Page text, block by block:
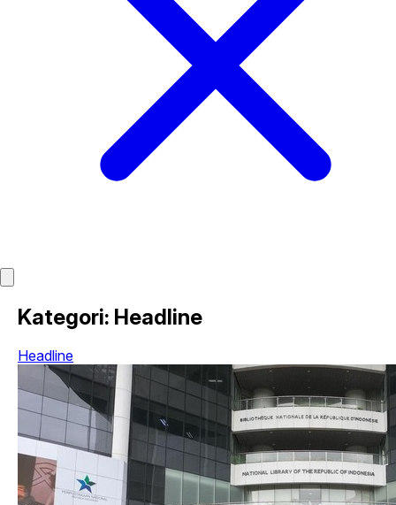
Kategori: Headline
Headline